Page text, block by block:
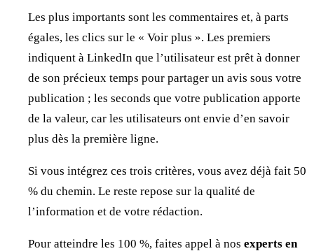
Les plus importants sont les commentaires et, à parts
égales, les clics sur le « Voir plus ». Les premiers
indiquent à LinkedIn que l’utilisateur est prêt à donner
de son précieux temps pour partager un avis sous votre
publication ; les seconds que votre publication apporte
de la valeur, car les utilisateurs ont envie d’en savoir
plus dès la première ligne.
Si vous intégrez ces trois critères, vous avez déjà fait 50
% du chemin. Le reste repose sur la qualité de
l’information et de votre rédaction.
Pour atteindre les 100 %, faites appel à nos experts en